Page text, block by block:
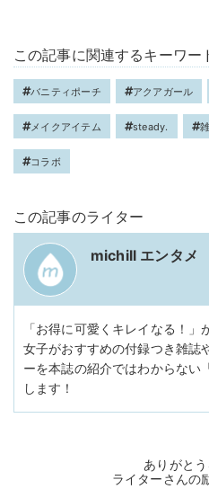
この記事に関連するキーワー
バニティポーチ アクアガール
メイクアイテム steady.
コラボ
この記事のライター
michill エンタメ
「お得に可愛くキレイなる！
女子がおすすめの付録つき雑誌
ーを本誌の紹介ではわからない
します！
ありがと
ライターさんの